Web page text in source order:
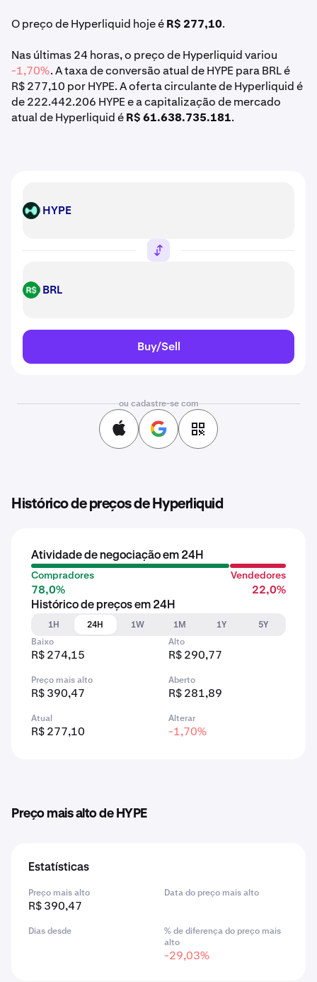
O preço de Hyperliquid hoje éR$ 277,10.
Nas últimas 24 horas, o preço de Hyperliquid variou
-1,70%. A taxa de conversão atual de HYPE para BRL é
R$ 277,10 por HYPE. A oferta circulante de Hyperliquid é
de 222.442.206 HYPE e a capitalização de mercado
atual de Hyperliquid éR$ 61.638.735.181.
HYPE HYPE
BRL BRL
Buy/Sell
ou cadastre-se com
Histórico de preços de Hyperliquid
Atividade de negociação em 24H
Compradores
78,0%
Vendedores
22,0%
Histórico de preços em 24H
1H
24H 1W 1M 1Y
5Y
Baixo
R$ 274,15
Alto
R$ 290,77
Preço mais alto
R$ 390,47
Aberto
R$ 281,89
Atual
R$ 277,10
Alterar
-1,70%
Preço mais alto de HYPE
Estatísticas
Preço mais alto
R$ 390,47
Data do preço mais alto
Dias desde
% de diferença do preço mais
alto
-29,03%